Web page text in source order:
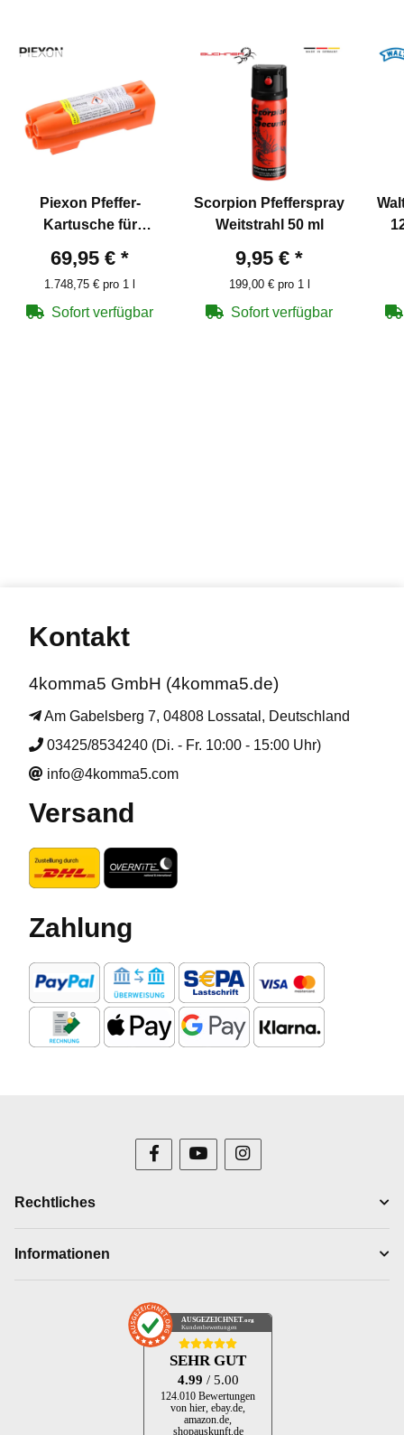
Piexon Pfeffer-
Kartusche für
ml
69,95 € *
1.748,75 € pro 1 l
Sofort verfügbar
Scorpion Pfefferspray
Weitstrahl 50 ml
9,95 € *
199,00 € pro 1 l
Sofort verfügbar
Kontakt
4komma5 GmbH (4komma5.de)
Am Gabelsberg 7, 04808 Lossatal, Deutschland
03425/8534240 (Di. - Fr. 10:00 - 15:00 Uhr)
info@4komma5.com
Versand
Zahlung
Rechtliches
Informationen
AUSGEZEICHNET .org
Kundenbewertungen
SEHR GUT
4.99 / 5.00
124.010 Bewertungen
von hier, ebay.de,
amazon.de,
shopauskunft.de